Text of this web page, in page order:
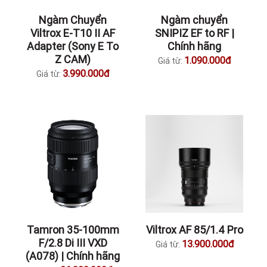
Ngàm Chuyển
Viltrox E-T10 II AF
Adapter (Sony E To
Z CAM)
Giá từ: 3.990.000đ
Ngàm chuyển
SNIPIZ EF to RF |
Chính hãng
Giá từ: 1.090.000đ
Tamron 35-100mm
F/2.8 Di III VXD
(A078) | Chính hãng
Viltrox AF 85/1.4 Pro
Giá từ: 13.900.000đ